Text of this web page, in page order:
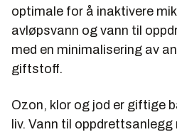
optimale for å inaktivere
avløpsvann og vann til
med en minimalisering av
giftstoff.
Ozon, klor og jod er giftige
liv. Vann til